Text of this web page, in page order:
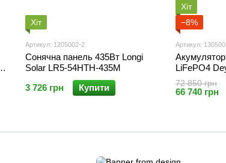
Хіт
Артикул: 1205002-2
Сонячна панель 435Вт Longi
Solar LR5-54HTH-435M
3 726 грн
Купити
Хіт
−8%
Артикул:
LiFePO4
230Ah
72 850 грн
66 740 грн